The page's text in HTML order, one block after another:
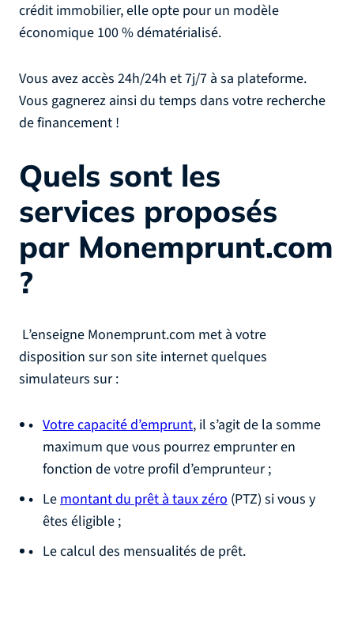
crédit immobilier, elle opte pour un modèle
économique 100 % dématérialisé.
Vous avez accès 24h/24h et 7j/7 à sa plateforme.
Vous gagnerez ainsi du temps dans votre recherche
de financement !
Quels sont les
services proposés
par Monemprunt.com
?
L’enseigne Monemprunt.com met à votre
disposition sur son site internet quelques
simulateurs sur :
Votre capacité d’emprunt, il s’agit de la somme
maximum que vous pourrez emprunter en
fonction de votre profil d’emprunteur ;
Lemontant du prêt à taux zéro (PTZ) si vous y
êtes éligible ;
Le calcul des mensualités de prêt.